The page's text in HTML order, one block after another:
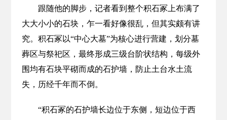
跟随他的脚步，记者看到整个积石冢上布满了
大大小小的石块，乍一看好像很乱，但其实颇有讲
究。积石冢以“中心大墓”为核心进行营建，划分墓
葬区与祭祀区，最终形成三级台阶状结构，每级外
围均有石块平砌而成的石护墙，防止土台水土流
失，历经千年而不倒。
“积石冢的石护墙长边位于东侧，短边位于西